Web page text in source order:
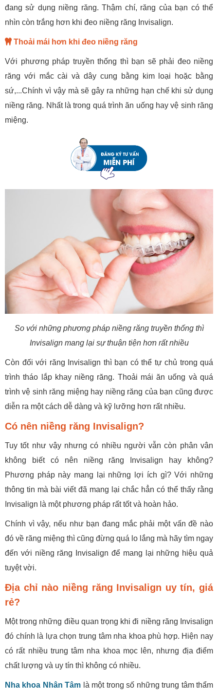
đang sử dụng niềng răng. Thậm chí, răng của bạn có thể
nhìn còn trắng hơn khi đeo niềng răng Invisalign.
Thoải mái hơn khi đeo niềng răng
Với phương pháp truyền thống thì bạn sẽ phải đeo niềng
răng với mắc cài và dây cung bằng kim loại hoặc bằng
sứ,...Chính vì vậy mà sẽ gây ra những hạn chế khi sử dụng
niềng răng. Nhất là trong quá trình ăn uống hay vệ sinh răng
miệng.
So với những phương pháp niềng răng truyền thống thì
Invisalign mang lại sự thuận tiện hơn rất nhiều
Còn đối với răng Invisalign thì bạn có thể tự chủ trong quá
trình tháo lắp khay niềng răng. Thoải mái ăn uống và quá
trình vệ sinh răng miệng hay niềng răng của bạn cũng được
diễn ra một cách dễ dàng và kỹ lưỡng hơn rất nhiều.
Có nên niềng răng Invisalign?
Tuy tốt như vậy nhưng có nhiều người vẫn còn phân vân
không biết có nên niềng răng Invisalign hay không?
Phương pháp này mang lại những lợi ích gì? Với những
thông tin mà bài viết đã mang lại chắc hẳn có thể thấy rằng
Invisalign là một phương pháp rất tốt và hoàn hảo.
Chính vì vậy, nếu như bạn đang mắc phải một vấn đề nào
đó về răng miệng thì cũng đừng quá lo lắng mà hãy tìm ngay
đến với niềng răng Invisalign để mang lại những hiệu quả
tuyệt vời.
Địa chỉ nào niềng răng Invisalign uy tín, giá
rẻ?
Một trong những điều quan trọng khi đi niềng răng Invisalign
đó chính là lựa chọn trung tâm nha khoa phù hợp. Hiện nay
có rất nhiều trung tâm nha khoa mọc lên, nhưng địa điểm
chất lượng và uy tín thì không có nhiều.
Nha khoa Nhân Tâm là một trong số những trung tâm thẩm